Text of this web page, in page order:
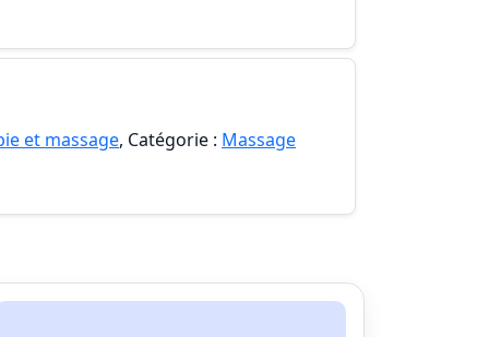
et massage, Catégorie : Massage